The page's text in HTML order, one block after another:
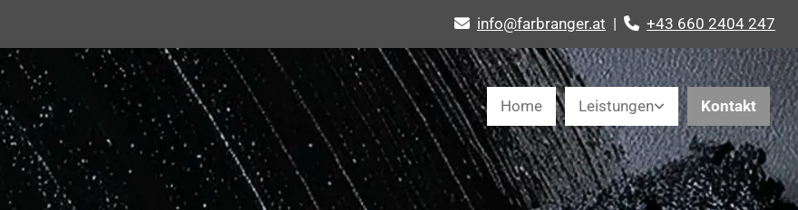
 info@farbranger.at |  +43 660 2404 247
Home Leistungen Kontakt